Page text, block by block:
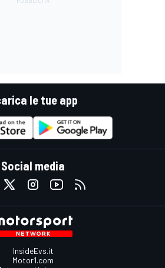
le tue app
Social media
InsideEvs.it
Motor1.com